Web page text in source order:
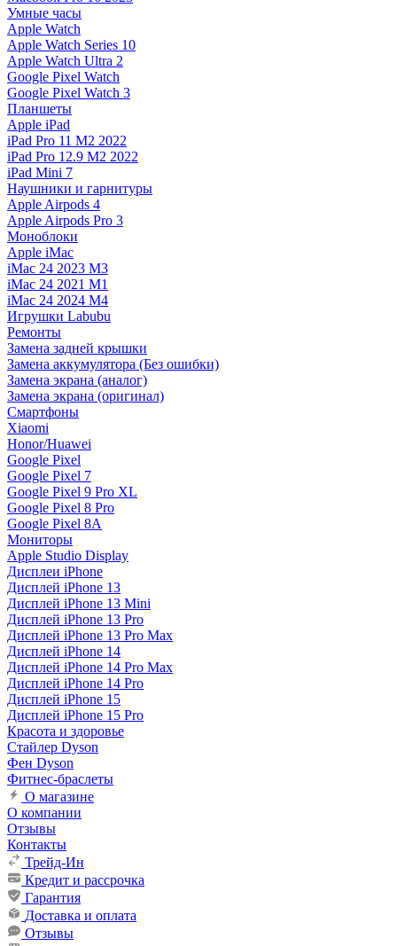
Умные часы
Apple Watch
Apple Watch Series 10
Apple Watch Ultra 2
Google Pixel Watch
Google Pixel Watch 3
Планшеты
Apple iPad
iPad Pro 11 M2 2022
iPad Pro 12.9 M2 2022
iPad Mini 7
Наушники и гарнитуры
Apple Airpods 4
Apple Airpods Pro 3
Моноблоки
Apple iMac
iMac 24 2023 M3
iMac 24 2021 M1
iMac 24 2024 M4
Игрушки Labubu
Ремонты
Замена задней крышки
Замена аккумулятора (Без ошибки)
Замена экрана (аналог)
Замена экрана (оригинал)
Смартфоны
Xiaomi
Honor/Huawei
Google Pixel
Google Pixel 7
Google Pixel 9 Pro XL
Google Pixel 8 Pro
Google Pixel 8A
Мониторы
Apple Studio Display
Дисплеи iPhone
Дисплей iPhone 13
Дисплей iPhone 13 Mini
Дисплей iPhone 13 Pro
Дисплей iPhone 13 Pro Max
Дисплей iPhone 14
Дисплей iPhone 14 Pro Max
Дисплей iPhone 14 Pro
Дисплей iPhone 15
Дисплей iPhone 15 Pro
Красота и здоровье
Стайлер Dyson
Фен Dyson
Фитнес-браслеты
О магазине
О компании
Отзывы
Контакты
Трейд-Ин
Кредит и рассрочка
Гарантия
Доставка и оплата
Отзывы